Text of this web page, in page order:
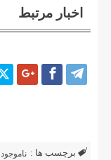
اخبار مرتبط
برچسب ها : ناموجود